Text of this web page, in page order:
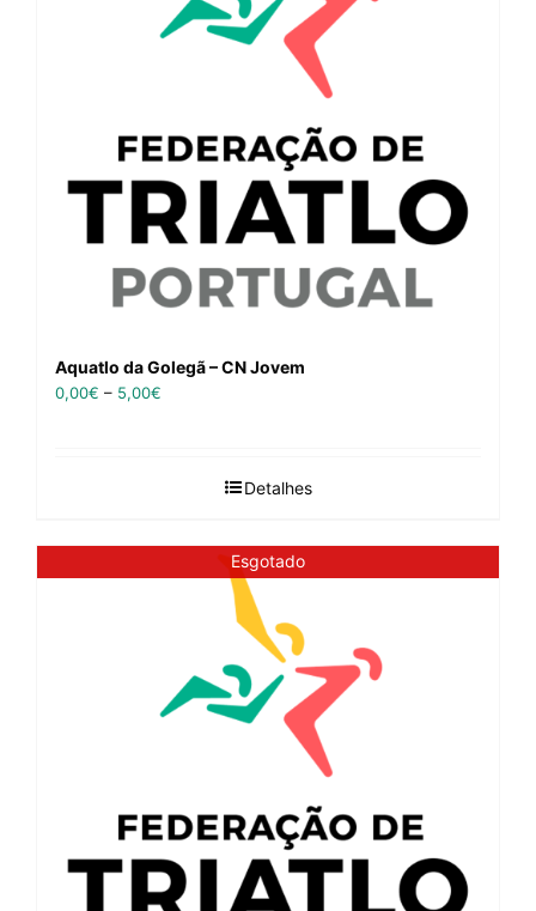
Aquatlo da Golegã – CN Jovem
0,00€ – 5,00€
Detalhes
Esgotado